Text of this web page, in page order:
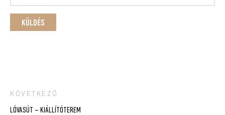
Bejegyzés
KÖVETKEZŐ
LÓVASÚT – KIÁLLÍTÓTEREM